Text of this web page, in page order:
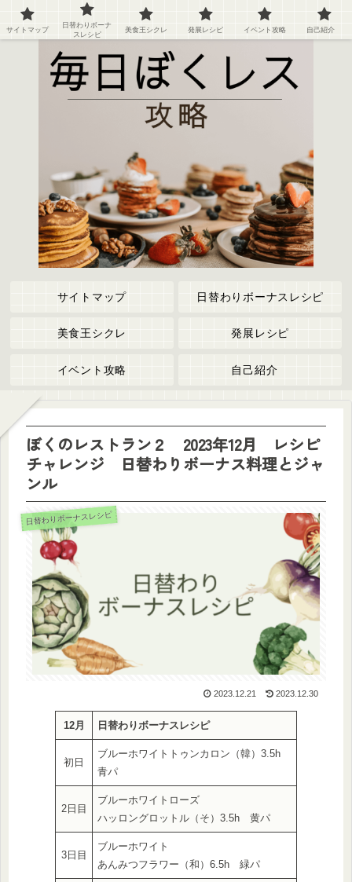
ぼくのレストラン２の攻略情報や記録など
サイトマップ 日替わりボーナスレシピ
美食王シクレ 発展レシピ
イベント攻略 自己紹介
ぼくのレストラン２ 2023年12月 レシピ
チャレンジ 日替わりボーナス料理とジャ
ンル
日替わりボーナスレシピ
2023.12.21 2023.12.30
12月 日替わりボーナスレシピ
初日
ブルーホワイトトゥンカロン（韓）3.5h
青パ
2日目
ブルーホワイトローズ
ハッロングロットル（そ）3.5h 黄パ
3日目
ブルーホワイト
あんみつフラワー（和）6.5h 緑パ
サイトマップ
日替わりボーナ
スレシピ
美食王シクレ 発展レシピ イベント攻略 自己紹介